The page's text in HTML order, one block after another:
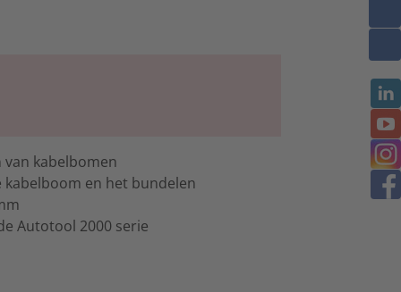
kabelbomen
en het bundelen
Autotool 2000 serie